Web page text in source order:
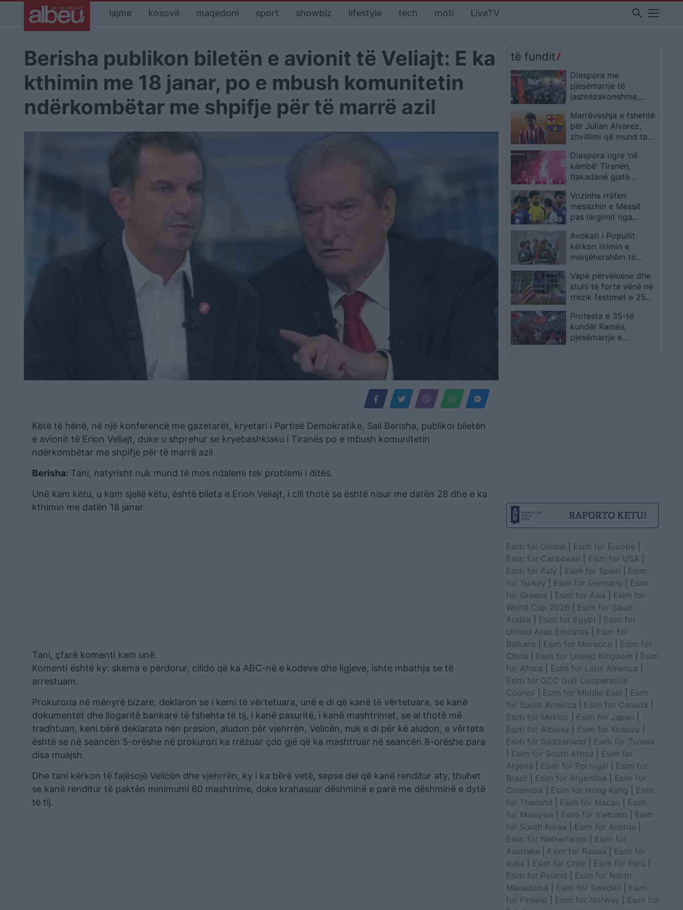
lajme kosovë maqedoni sport showbiz lifestyle tech moti LiveTV search
Berisha publikon biletën e avionit të Veliajt: E ka
kthimin me 18 janar, po e mbush komunitetin
ndërkombëtar me shpifje për të marrë azil
Këtë të hënë, në një konferencë me gazetarët, kryetari i Partisë Demokratike, Sali Berisha, publikoi biletën
e avionit të Erion Veliajt, duke u shprehur se kryebashkiaku i Tiranës po e mbush komunitetin
ndërkombëtar me shpifje për të marrë azil
Berisha: Tani, natyrisht nuk mund të mos ndalemi tek problemi i ditës.
Unë kam këtu, u kam sjellë këtu, është bileta e Erion Veliajt, i cili thotë se është nisur me datën 28 dhe e ka
kthimin me datën 18 janar.
Tani, çfarë komenti kam unë.
Komenti është ky: skema e përdorur, cilido që ka ABC-në e kodeve dhe ligjeve, ishte mbathja se të
arrestuam.
Prokuroria në mënyrë bizare, deklaron se i kemi të vërtetuara, unë e di që kanë të vërtetuara, se kanë
dokumentet dhe llogaritë bankare të fshehta të tij, i kanë pasuritë, i kanë mashtrimet, se ai thotë më
tradhtuan, keni bërë deklarata nën presion, aludon për vjehrrën, Velicën, nuk e di për kë aludon, e vërteta
është se në seancën 5-orëshe në prokurori ka rrëzuar çdo gjë që ka mashtruar në seancën 8-orëshe para
disa muajsh.
Dhe tani kërkon të fajësojë Velicën dhe vjehrrën, ky i ka bërë vetë, sepse del që kanë renditur aty, thuhet
se kanë renditur të paktën minimumi 60 mashtrime, duke krahasuar dëshminë e parë me dëshminë e dytë
të tij.
të fundit
Diaspora me
pjesëmarrje të
jashtëzakonshme,
te komisariati 3: Lironi
çunat! Arrestoni
Ramën
Marrëveshja e fshehtë
për Julian Alvarez,
zhvillimi që mund ta
Diaspora ngre ‘në
këmbë’ Tiranën,
flakadanë gjatë
protestuesit krijojnë
atmosferë në rrugët e
kryeqytetit
Vozinha rrëfen
mesazhin e Messit
pas largimit nga
s’do t’i harroj kurrë
Avokati i Popullit
kërkon lirimin e
menjëhershëm të
shëndetësore, qelia i
rrezikon jetën
Vapë përvëluese dhe
stuhi të forta vënë në
rrezik festimet e 250-
së SHBA-së
Protesta e 35-të
kundër Ramës,
pjesëmarrje e
Esim for Global Esim for Europe
Esim for Caribbean
Esim for USA
Esim for Italy
Esim for Spain
Esim
for Turkey
Esim for Germany
Esim
for Greece
Esim for Asia
Esim for
World Cup 2026
Esim for Saudi
Arabia
Esim for Egypt
Esim for
United Arab Emirates
Esim for
Balkans
Esim for Morocco
Esim for
China
Esim for United Kingdom
Esim
for Africa
Esim for Latin America
Esim for GCC Gulf Cooperation
Council
Esim for Middle East
Esim
for South America
Esim for Canada
Esim for Mexico
Esim for Japan
Esim for Albania
Esim for Kosovo
Esim for Switzerland
Esim for Tunisia
Esim for South Africa
Esim for
Algeria
Esim for Portugal
Esim for
Brazil
Esim for Argentina
Esim for
Colombia
Esim for Hong Kong
Esim
for Thailand
Esim for Macau
Esim
for Malaysia
Esim for Vietnam
Esim
for South Korea
Esim for Austria
Esim for Netherlands
Esim for
Australia
Esim for Russia
Esim for
India
Esim for Chile Esim for Peru
Esim for Poland
Esim for North
Macedonia
Esim for Sweden
Esim
for Finland
Esim for Norway
Esim for